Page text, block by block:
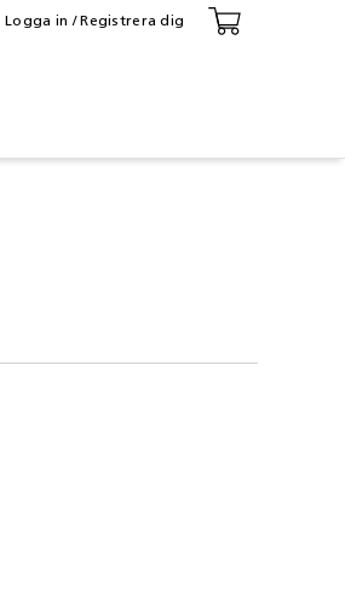
Logga in / Registrera dig